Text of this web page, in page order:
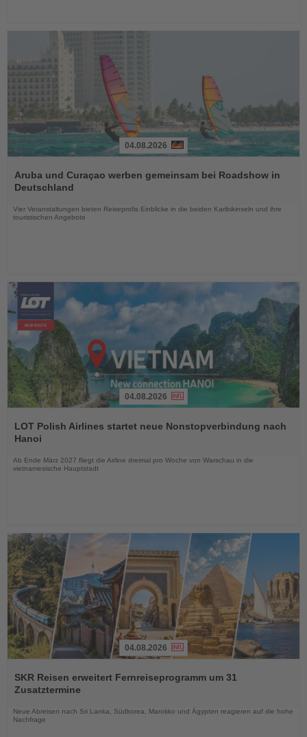
Sie
die
04.08.2026
Aruba und Curaçao werben gemeinsam bei Roadshow in
Deutschland
Vier Veranstaltungen bieten Reiseprofis Einblicke in die beiden Karibikinseln und ihre
touristischen Angebote
Sie
die
04.08.2026
LOT Polish Airlines startet neue Nonstopverbindung nach
Hanoi
Ab Ende März 2027 fliegt die Airline dreimal pro Woche von Warschau in die
vietnamesische Hauptstadt
Sie
die
04.08.2026
SKR Reisen erweitert Fernreiseprogramm um 31
Zusatztermine
Neue Abreisen nach Sri Lanka, Südkorea, Marokko und Ägypten reagieren auf die hohe
Nachfrage